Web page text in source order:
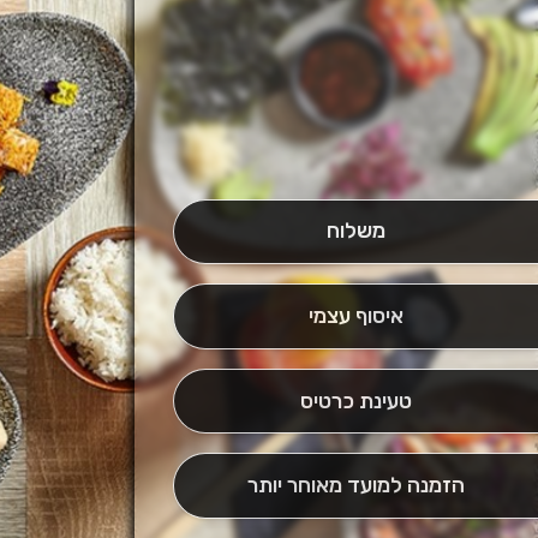
משלוח
איסוף עצמי
טעינת כרטיס
הזמנה למועד מאוחר יותר